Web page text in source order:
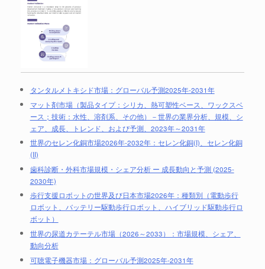
タンタルメトキシド市場：グローバル予測2025年-2031年
マット剤市場（製品タイプ：シリカ、熱可塑性ベース、ワックスベ
ース；技術：水性、溶剤系、その他）－世界の業界分析、規模、シ
ェア、成長、トレンド、および予測、2023年～2031年
世界のセレン化銅市場2026年-2032年：セレン化銅(I)、セレン化銅
(II)
歯科診断・外科市場規模・シェア分析 ー 成長動向と予測 (2025-
2030年)
歩行支援ロボットの世界及び日本市場2026年：種類別（電動歩行
ロボット、バッテリー駆動歩行ロボット、ハイブリッド駆動歩行ロ
ボット）
世界の尿道カテーテル市場（2026～2033）：市場規模、シェア、
動向分析
可聴電子機器市場：グローバル予測2025年-2031年